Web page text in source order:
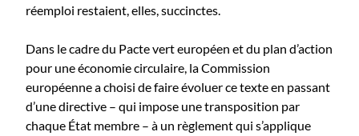
réemploi restaient, elles, succinctes.
Dans le cadre du Pacte vert européen et du plan d’action
pour une économie circulaire, la Commission
européenne a choisi de faire évoluer ce texte en passant
d’une directive – qui impose une transposition par
chaque État membre – à un règlement qui s’applique